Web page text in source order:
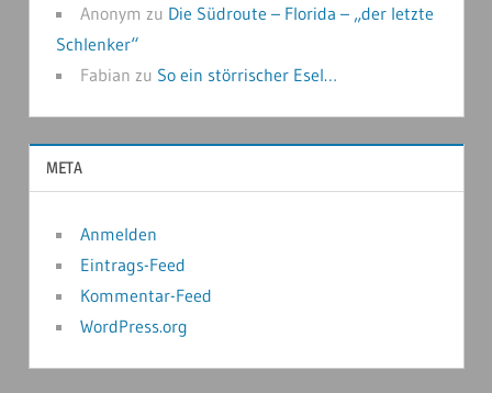
Anonym zu Die Südroute – Florida – „der letzte
Schlenker“
Fabian zu So ein störrischer Esel…
META
Anmelden
Eintrags-Feed
Kommentar-Feed
WordPress.org